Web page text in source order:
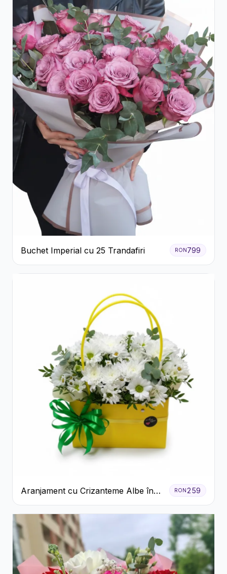
Buchet Imperial cu 25 Trandafiri RON799
Aranjament cu Crizanteme Albe în
Cutie Galbenă
RON259